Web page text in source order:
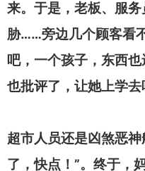
来。于是，老板、服
胁……旁边几个顾客看
吧，一个孩子，东西
也批评了，让她上学去
超市人员还是凶煞恶神
了，快点！ ”。终于，